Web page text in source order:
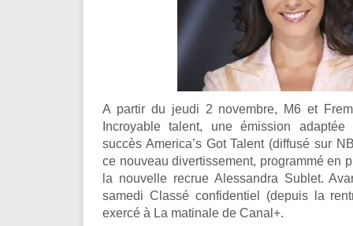
A partir du jeudi 2 novembre, M6 et
Incroyable talent, une émission
succès America’s Got Talent (diffusé sur
ce nouveau divertissement, programmé en
la nouvelle recrue Alessandra Sublet.
samedi Classé confidentiel (depuis la
exercé à La matinale de Canal+.